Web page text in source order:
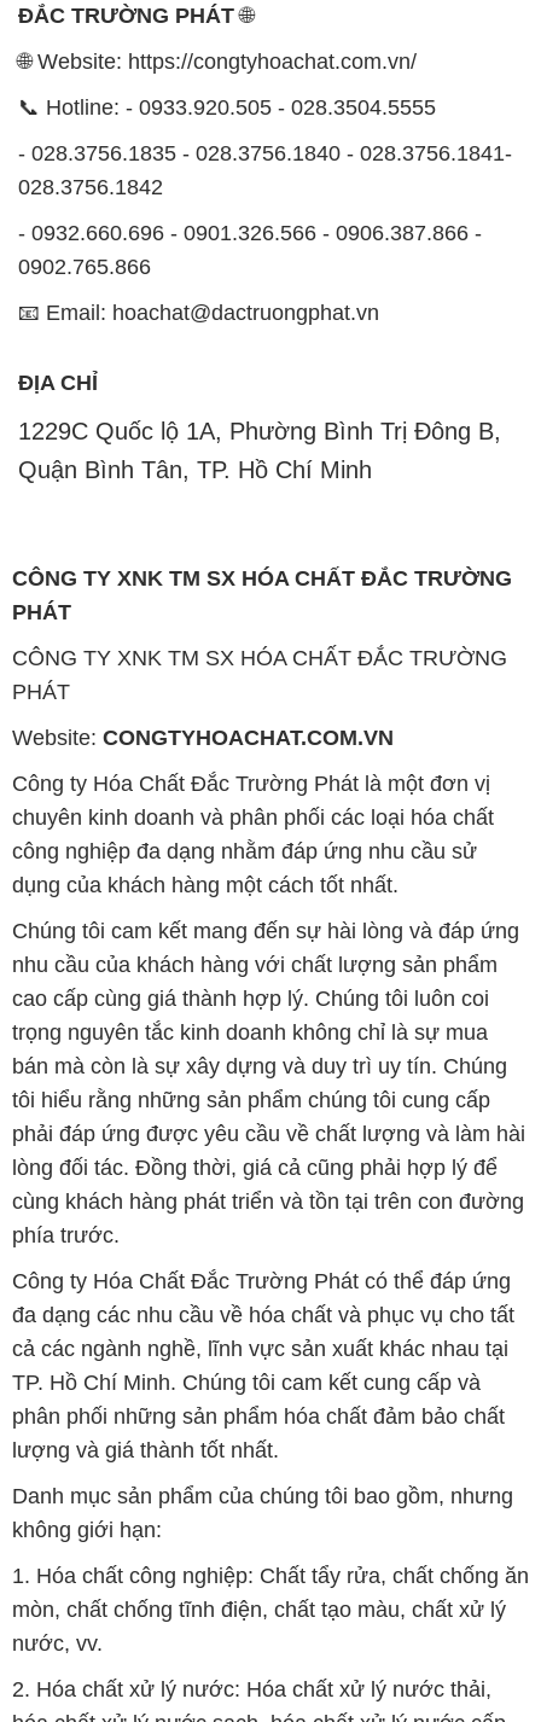
PHÁT
CÔNG TY XNK TM SX HÓA CHẤT ĐẮC TRƯỜNG
PHÁT
Website:CONGTYHOACHAT.COM.VN
Công ty Hóa Chất Đắc Trường Phát là một đơn vị
chuyên kinh doanh và phân phối các loại hóa chất
công nghiệp đa dạng nhằm đáp ứng nhu cầu sử
nhu cầu của khách hàng với chất lượng sản phẩm
trọng nguyên tắc kinh doanh không chỉ là sự mua
bán mà còn là sự xây dựng và duy trì uy tín. Chúng
lòng đối tác. Đồng thời, giá cả cũng phải hợp lý để
cùng khách hàng phát triển và tồn tại trên con đường
phía trước.
Công ty Hóa Chất Đắc Trường Phát có thể đáp ứng
TP. Hồ Chí Minh. Chúng tôi cam kết cung cấp và
phân phối những sản phẩm hóa chất đảm bảo chất
lượng và giá thành tốt nhất.
Danh mục sản phẩm của chúng tôi bao gồm, nhưng
không giới hạn:
1. Hóa chất công nghiệp: Chất tẩy rửa, chất chống ăn
mòn, chất chống tĩnh điện, chất tạo màu, chất xử lý
nước, vv.
2. Hóa chất xử lý nước: Hóa chất xử lý nước thải,
hóa chất xử lý nước sạch, hóa chất xử lý nước cấp,
vv.
3. Hóa chất cho ngành thực phẩm: Chất bảo quản,
chất tạo ngọt, chất chống oxi hóa, hương liệu và màu
sắc tự nhiên, vv.
4. Hóa chất cho ngành dệt nhuộm: Chất nhuộm, chất
ổn định màu, chất tẩy, chất phụ gia, vv.
5. Hóa chất cho ngành dầu khí: Chất chống biến đổi
hóa học, chất xử lý dầu, chất tạo màng.
CÔNG TY XNK TM SX HÓA CHẤT ĐẮC TRƯỜNG PHÁT
Giấy chứng nhận Đăng ký Kinh doanh số 0304188681 do Sở Kế